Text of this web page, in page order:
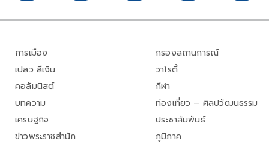
การเมือง
เปลว สีเงิน
คอลัมนิสต์
บทความ
เศรษฐกิจ
ข่าวพระราชสำนัก
กรองสถานการณ์
วาไรตี้
กีฬา
ท่องเที่ยว – ศิลปวัฒนธรรม
ประชาสัมพันธ์
ภูมิภาค